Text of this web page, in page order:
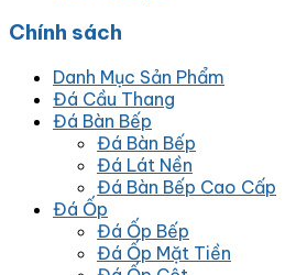
Chính sách
Danh Mục Sản Phẩm
Đá Cầu Thang
Đá Bàn Bếp
Đá Bàn Bếp
Đá Lát Nền
Đá Bàn Bếp Cao Cấp
Đá Ốp
Đá Ốp Bếp
Đá Ốp Mặt Tiền